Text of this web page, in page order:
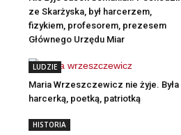
ze Skarżyska, był harcerzem,
fizykiem, profesorem, prezesem
Głównego Urzędu Miar
LUDZIE
Maria Wrzeszczewicz nie żyje. Była
harcerką, poetką, patriotką
HISTORIA